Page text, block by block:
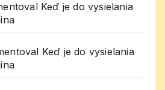
Keď je do vysielania
Keď je do vysielania